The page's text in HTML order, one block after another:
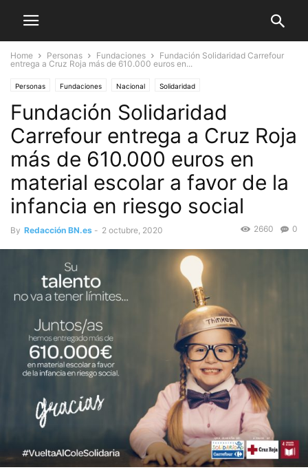
Home Personas Fundaciones
Fundación Solidaridad Carrefour
entrega a Cruz Roja más de 610.000 euros en...
Personas Fundaciones Nacional Solidaridad
Fundación Solidaridad
Carrefour entrega a Cruz Roja
más de 610.000 euros en
material escolar a favor de la
infancia en riesgo social
By Redacción BN.es - 2 octubre, 2020 0
2660